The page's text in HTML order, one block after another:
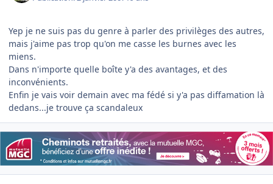
Yep je ne suis pas du genre à parler des privilèges des autres,
mais j'aime pas trop qu'on me casse les burnes avec les
miens.
Dans n'importe quelle boîte y'a des avantages, et des
inconvénients.
Enfin je vais voir demain avec ma fédé si y'a pas diffamation là
dedans...je trouve ça scandaleux